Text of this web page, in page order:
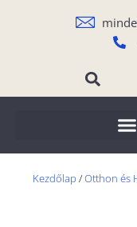
Kezdőlap /Otthon és